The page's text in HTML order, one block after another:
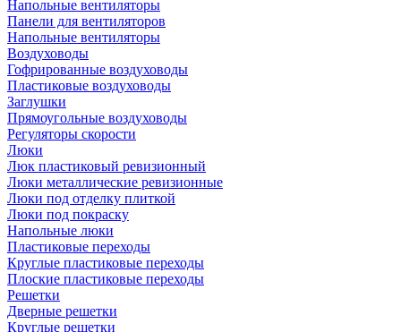
Напольные вентиляторы
Панели для вентиляторов
Напольные вентиляторы
Воздуховоды
Гофрированные воздуховоды
Пластиковые воздуховоды
Заглушки
Прямоугольные воздуховоды
Регуляторы скорости
Люки
Люк пластиковый ревизионный
Люки металлические ревизионные
Люки под отделку плиткой
Люки под покраску
Напольные люки
Пластиковые переходы
Круглые пластиковые переходы
Плоские пластиковые переходы
Решетки
Дверные решетки
Круглые решетки